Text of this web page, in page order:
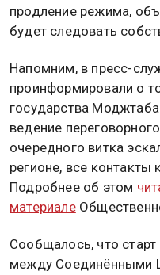
продление режима,
будет следовать
Напомним, в пресс-
проинформировали о
государства
ведение
очередного витка
регионе, все
Подробнее об этом
материале
Сообщалось, что
между Соединёнными